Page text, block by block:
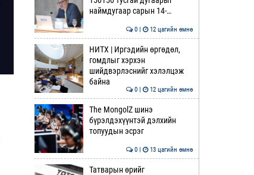
наймдугаар сарын 14-…
0 | 12 цагийн өмнө
НИТХ | Иргэдийн өргөдөл,
гомдлыг хэрхэн
шийдвэрлэснийг хэлэлцэж
байна
0 | 12 цагийн өмнө
The MongolZ шинэ
бүрэлдэхүүнтэй дэлхийн
топуудын эсрэг
0 | 13 цагийн өмнө
Татварын өрийг